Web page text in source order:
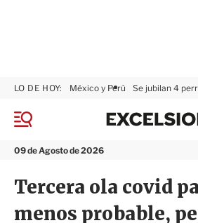
M
n
09 de Agosto de 2026
LO DE HOY: México y Perú Se jubilan 4
Tercera ola covid
menos probable,